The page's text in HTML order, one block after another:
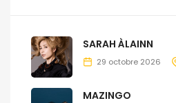
SARAH ÀLAINN
29 octobre 2026
MAZINGO